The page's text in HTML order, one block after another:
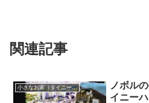
関連記事
小さなお家（タイニーハウス）で暮らす
ノボル
イニー